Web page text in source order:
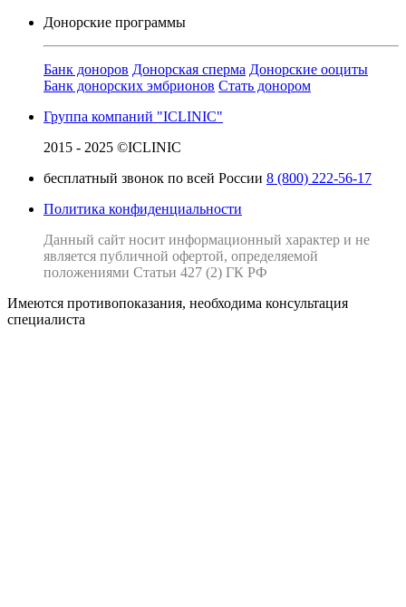
Донорские программы
Банк доноров Донорская сперма Донорские ооциты
Банк донорских эмбрионов Стать донором
Группа компаний "ICLINIC"
2015 - 2025 ©ICLINIC
бесплатный звонок по всей России 8 (800) 222-56-17
Политика конфиденциальности
Данный сайт носит информационный характер и не
является публичной офертой, определяемой
положениями Статьи 427 (2) ГК РФ
Имеются противопоказания, необходима консультация
специалиста